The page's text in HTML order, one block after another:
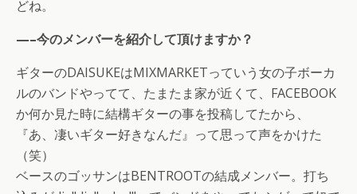
どね。
—–今のメンバーを紹介して頂けますか？
ギターのDAISUKEはMIXMARKETっていう女の子ボーカ
ルのバンドやってて、たまたま家が近くて、FACEBOOK
か何か見た時に結構ギターの事を投稿してたから、
『あ、凄いギター好きなんだ』って思って声をかけた
（笑）
ベースのゴッサンはBENTROOTの結成メンバー。打ち